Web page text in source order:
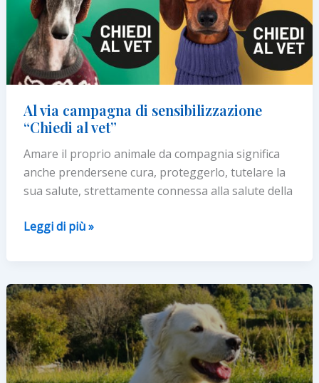
Al via campagna di sensibilizzazione
“Chiedi al vet”
Amare il proprio animale da compagnia significa
anche prendersene cura, proteggerlo, tutelare la
sua salute, strettamente connessa alla salute della
Al
di
sensibilizzazione
“Chiedi
al
vet”
Leggi di più »